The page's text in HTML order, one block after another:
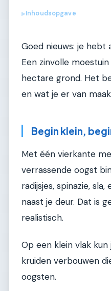
▶Inhoudsopgave
Goed nieuws: je hebt
Een zinvolle
hectare grond. Het
en wat je er van
Begin klein,
Met één vierkante
verrassende oogst
radijsjes, spinazie,
naast je deur. Dat is
realistisch.
Op een klein vlak
kruiden verbouwen
oogsten.